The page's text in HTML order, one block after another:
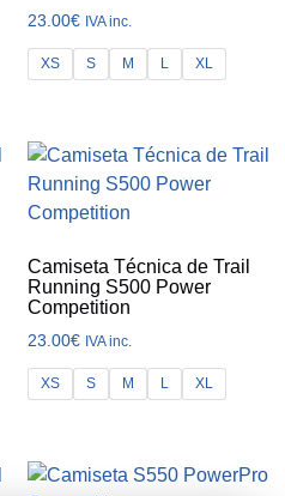
23.00€ IVA inc.
XS S M L XL
Camiseta Técnica de Trail
Running S500 Power
Competition
23.00€ IVA inc.
XS S M L XL